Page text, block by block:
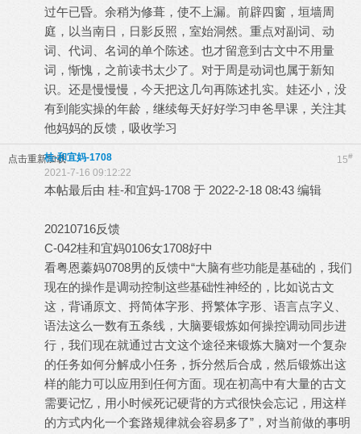
过午已昏。余稍为修葺，使不上漏。前辟四窗，垣墙周
庭，以当南日，日影反照，室始洞然。重点对副词、动
词、代词、名词的单个陈述。也才留意到古文中不用量
词，惭愧，之前读书太少了。对于周是动词也属于新知
识。还是慢慢慢，今天把这几句再陈述扎实。娃还小，没
有到能实操的年龄，继续每天好好学习申爸早课，关注其
他妈妈的反馈，吸收学习
点击重新加载 15#
桂-和宜妈-1708
2021-7-16 09:12:22
本帖最后由 桂-和宜妈-1708 于 2022-2-18 08:43 编辑
20210716反馈
C-042桂和宜妈0106女1708好中
看粤恩蓁妈0708男的反馈中“大脑有些功能是基础的，我们
现在的操作是调动控制这些基础性神经的，比如说古文
这，背诵原文、捋简体字形、捋繁体字形、语言点字义、
语法这么一数有五条线，大脑要锻炼如何操控调动同步进
行，我们现在就通过古文这个途径来锻炼大脑对一个复杂
的任务如何分解成小任务，拆分然后合成，然后锻炼出这
样的能力可以应用到任何方面。现在初高中有大量的古文
需要记忆，用小时候死记硬背的方式很快会忘记，用这样
的方式内化一个套路规律就会容易多了”，对当前做的事明